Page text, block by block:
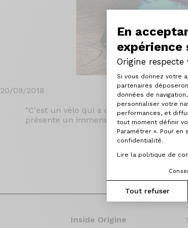
En
expérience
Origine respecte
Plateforme
Si vous donnez votre
partenaires
données de
personnaliser votre
performances, et
tout moment définir
Paramétrer ». Pour
confidentialité.
Lire la politique de
Tout refuser
20/09/2018
"C'est un vélo qui a de la relance, qui
présente un immense confort [...] J'ai
Inside Origine